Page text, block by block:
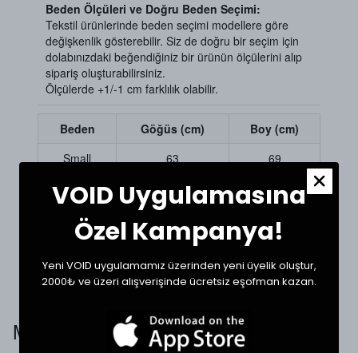
Beden Ölçüleri ve Doğru Beden Seçimi:
Tekstil ürünlerinde beden seçimi modellere göre
değişkenlik gösterebilir. Siz de doğru bir seçim için
dolabınızdaki beğendiğiniz bir ürünün ölçülerini alıp
sipariş oluşturabilirsiniz.
Ölçülerde +1/-1 cm farklılık olabilir.
Beden Göğüs (cm)
Boy (cm)
Small
63
69
Medium
65
70
Large
Müşteri Yorumları
VOID Uygulamasına
Özel Kampanya!
Yeni VOID uygulamamız üzerinden yeni üyelik oluştur,
2000₺ ve üzeri alışverişinde ücretsiz eşofman kazan.